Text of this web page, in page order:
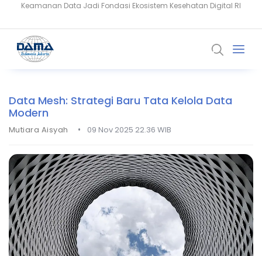
Snowflake Dorong Industri Keuangan Bangun AI Berbasis Data
Data Mesh: Strategi Baru Tata Kelola Data
Modern
Mutiara Aisyah • 09 Nov 2025 22.36 WIB